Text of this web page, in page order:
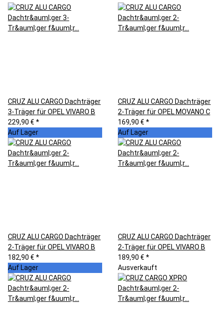
CRUZ ALU CARGO Dachträger
3-Träger für OPEL VIVARO B
229,90 € *
CRUZ ALU CARGO Dachträger
2-Träger für OPEL MOVANO C
169,90 € *
Auf Lager
CRUZ ALU CARGO Dachträger
2-Träger für OPEL VIVARO B
182,90 € *
Auf Lager
CRUZ ALU CARGO Dachträger
2-Träger für OPEL VIVARO B
189,90 € *
Auf Lager
Ausverkauft